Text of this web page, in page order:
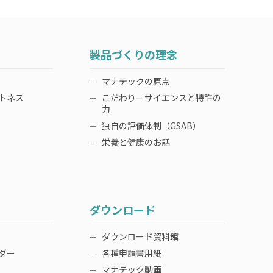
ネス
製品づくりの理念
マナテックの原点
こだわりーサイエンスと特許の
力
独自の評価体制（GSAB）
栄養と健康のお話
ー
ダウンロード
ダウンロード資料館
各種申請書用紙
マナテック動画